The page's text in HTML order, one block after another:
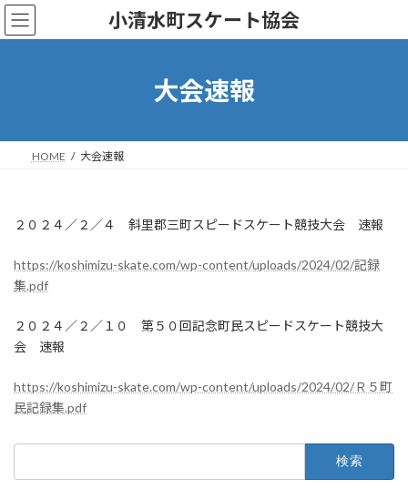
コ
ン
ナ
ビ
小清水町スケート協会
大会速報
HOME 大会速報
２０２４／２／４ 斜里郡三町スピードスケート競技大会 速報
https://koshimizu-skate.com/wp-content/uploads/2024/02/記録
集.pdf
２０２４／２／１０ 第５０回記念町民スピードスケート競技大
会 速報
https://koshimizu-skate.com/wp-content/uploads/2024/02/Ｒ５町
民記録集.pdf